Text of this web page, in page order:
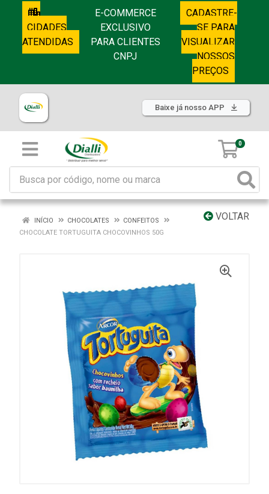
CIDADES
ATENDIDAS
E-COMMERCE
EXCLUSIVO
PARA CLIENTES
CNPJ
CADASTRE-
SE PARA
VISUALIZAR
NOSSOS
PREÇOS
Baixe já nosso APP
0
VOLTAR
INÍCIO CHOCOLATES
CONFEITOS
CHOCOLATE TORTUGUITA CHOCOVINHOS 50G